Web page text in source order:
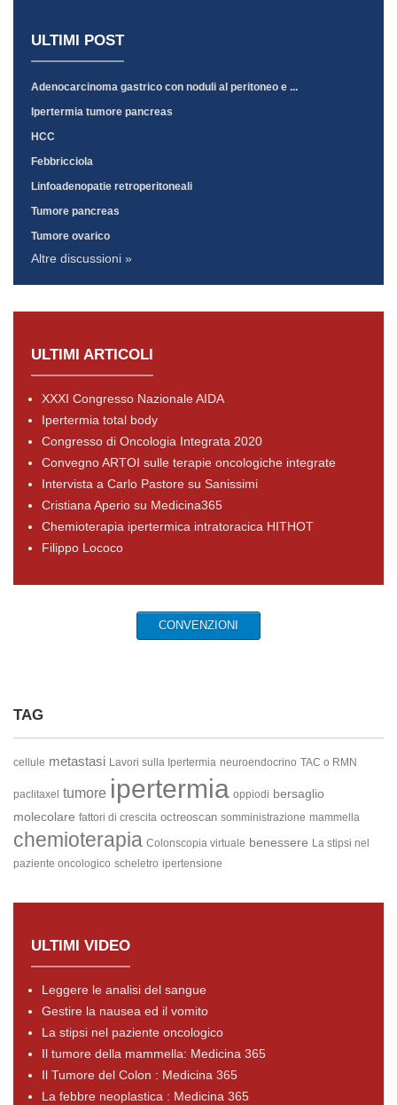
ULTIMI POST
Adenocarcinoma gastrico con noduli al peritoneo e ...
Ipertermia tumore pancreas
HCC
Febbricciola
Linfoadenopatie retroperitoneali
Tumore pancreas
Tumore ovarico
Altre discussioni »
ULTIMI ARTICOLI
XXXI Congresso Nazionale AIDA
Ipertermia total body
Congresso di Oncologia Integrata 2020
Convegno ARTOI sulle terapie oncologiche integrate
Intervista a Carlo Pastore su Sanissimi
Cristiana Aperio su Medicina365
Chemioterapia ipertermica intratoracica HITHOT
Filippo Lococo
CONVENZIONI
TAG
cellule metastasi Lavori sulla Ipertermia neuroendocrino TAC o RMN
paclitaxel tumore ipertermia oppiodi bersaglio
molecolare fattori di crescita octreoscan somministrazione mammella
chemioterapia Colonscopia virtuale benessere La stipsi nel
paziente oncologico scheletro ipertensione
ULTIMI VIDEO
Leggere le analisi del sangue
Gestire la nausea ed il vomito
La stipsi nel paziente oncologico
Il tumore della mammella: Medicina 365
Il Tumore del Colon : Medicina 365
La febbre neoplastica : Medicina 365